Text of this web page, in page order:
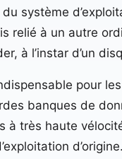
système
relié à un autre
à l’instar d’un
pour
banques de
à très haute
d’origine.